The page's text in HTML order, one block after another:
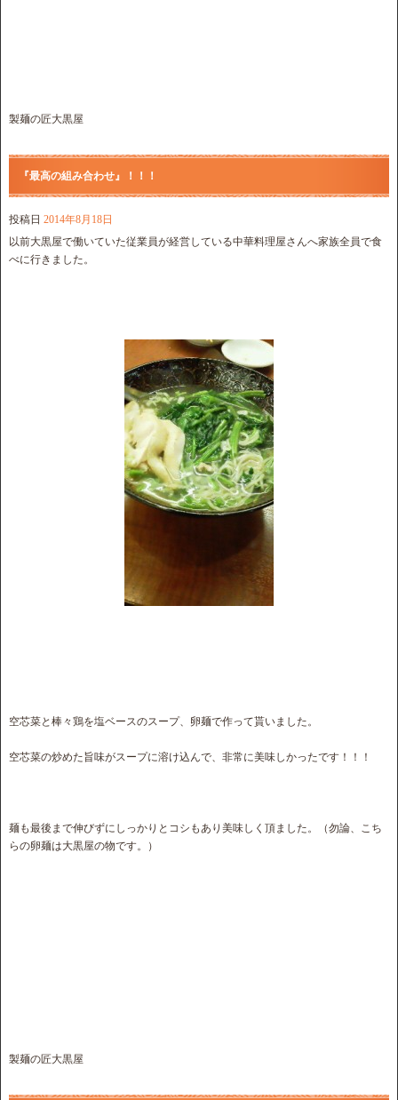
製麺の匠大黒屋
『最高の組み合わせ』！！！
投稿日 2014年8月18日
以前大黒屋で働いていた従業員が経営している中華料理屋さんへ家族全員で食
べに行きました。
空芯菜と棒々鶏を塩ベースのスープ、卵麺で作って貰いました。
空芯菜の炒めた旨味がスープに溶け込んで、非常に美味しかったです！！！
麺も最後まで伸びずにしっかりとコシもあり美味しく頂ました。（勿論、こち
らの卵麺は大黒屋の物です。）
製麺の匠大黒屋